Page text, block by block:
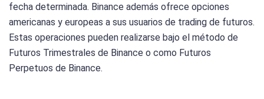
fecha determinada. Binance además ofrece opciones
americanas y europeas a sus usuarios de trading de futuros.
Estas operaciones pueden realizarse bajo el método de
Futuros Trimestrales de Binance o como Futuros
Perpetuos de Binance.